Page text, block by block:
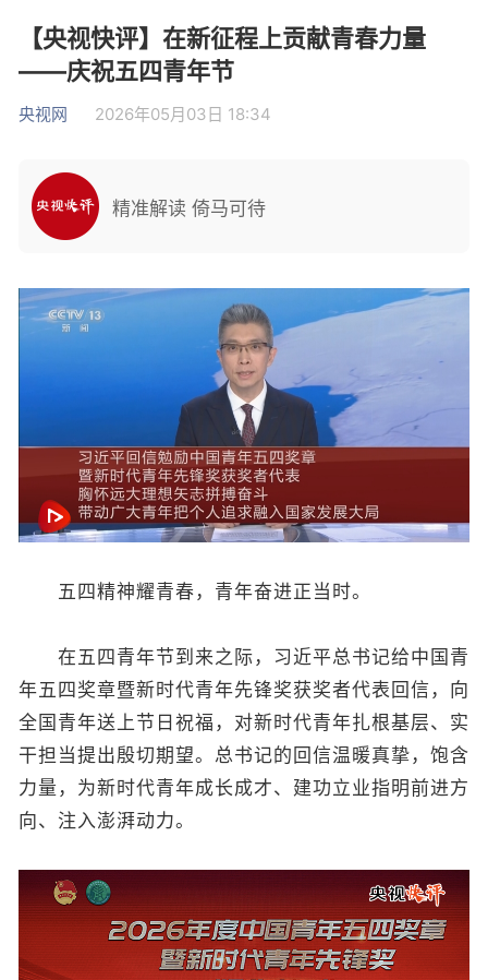
【央视快评】在新征程上贡献青春力量
——庆祝五四青年节
央视网 2026年05月03日 18:34
精准解读 倚马可待
五四精神耀青春，青年奋进正当时。
在五四青年节到来之际，习近平总书记给中国青
年五四奖章暨新时代青年先锋奖获奖者代表回信，向
全国青年送上节日祝福，对新时代青年扎根基层、实
干担当提出殷切期望。总书记的回信温暖真挚，饱含
力量，为新时代青年成长成才、建功立业指明前进方
向、注入澎湃动力。